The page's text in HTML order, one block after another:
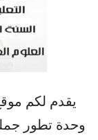
يقدم لكم